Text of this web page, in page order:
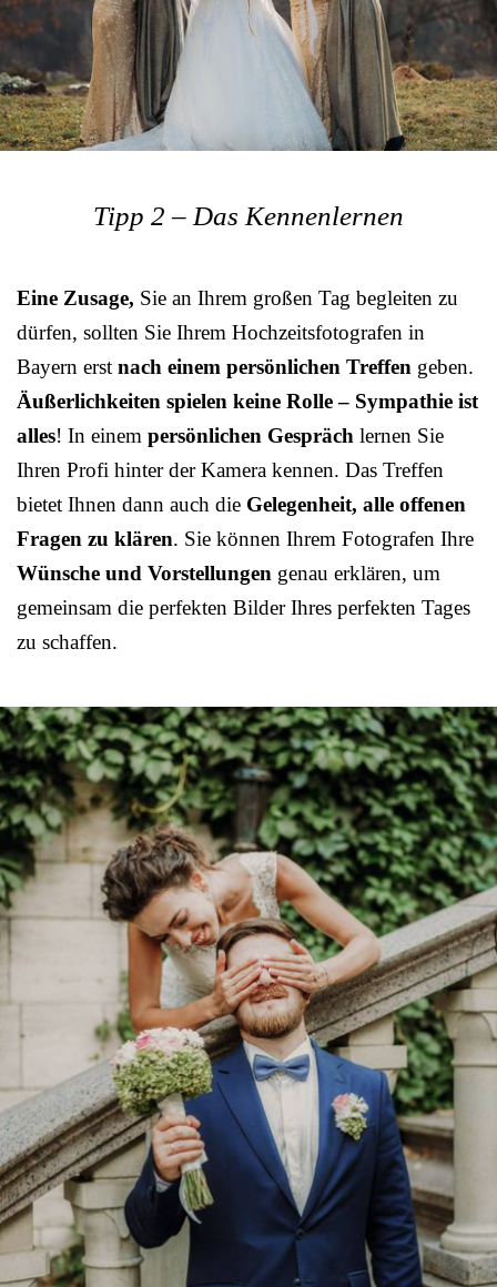
Tipp 2 – Das Kennenlernen
Eine Zusage, Sie an Ihrem großen Tag begleiten zu
dürfen, sollten Sie Ihrem Hochzeitsfotografen in
Bayern erst nach einem persönlichen Treffen geben.
Äußerlichkeiten spielen keine Rolle – Sympathie ist
alles! In einem persönlichen Gespräch lernen Sie
Ihren Profi hinter der Kamera kennen. Das Treffen
bietet Ihnen dann auch die Gelegenheit, alle offenen
Fragen zu klären. Sie können Ihrem Fotografen Ihre
Wünsche und Vorstellungen genau erklären, um
gemeinsam die perfekten Bilder Ihres perfekten Tages
zu schaffen.